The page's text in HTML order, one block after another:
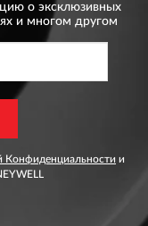
о эксклюзивных
и многом другом
Конфиденциальности и